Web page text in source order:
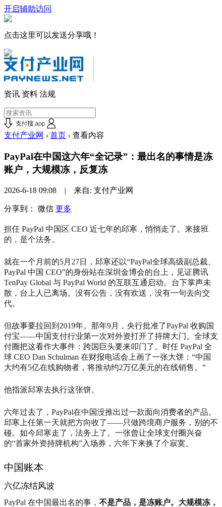
开启辅助访问
点击这里可以发送分享哦！
资讯 资料 法规
支付产业网 › 首页 › 查看内容
PayPal在中国这六年“全记录”：最出名的事情是冻
账户，大规模冻，反复冻
2026-6-18 09:08 | 来自: 支付产业网
分享到： 微信 更多
担任 PayPal 中国区 CEO 近七年的邱寒，悄悄走了。来接班
的，是个法务。
就在一个月前的5月27日，邱寒还以“PayPal全球高级副总裁、
PayPal 中国 CEO”的身份站在深圳金博会的台上，见证腾讯
TenPay Global 与 PayPal World 的互联互通启动。台下掌声未
散，台上人已离场。没有公告，没有欢送，没有一句去向交
代。
但故事要拉回到2019年。那年9月，央行批准了PayPal 收购国
付宝——中国支付行业第一次对外资打开了持牌大门。全球支
付圈把这看作大事件：跨国巨头要来叩门了。时任 PayPal 全
球 CEO Dan Schulman 在财报电话会上画了一张大饼：“中国
大约有5亿在线购物者，将推动约2万亿美元的在线销售。”
他指派邱寒去执行这张饼。
六年过去了，PayPal在中国没推出过一款面向消费者的产品。
邱寒上任第一天就把方向收了——只做跨境商户服务，别的不
碰。如今邱寒走了，法务上了。一张曾让全球支付圈兴奋
的“首家外资持牌机构”入场券，六年下来换了个寂寞。
中国账本
六亿冻结风波
PayPal 在中国最出名的事， 不是产品，是冻账户。大规模冻，